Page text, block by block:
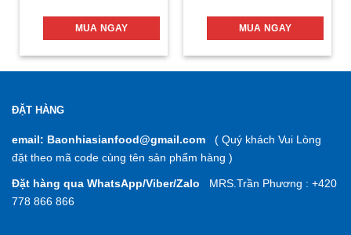
MUA NGAY MUA NGAY
ĐẶT HÀNG
email: Baonhiasianfood@gmail.com ( Quý khách Vui Lòng
đặt theo mã code cùng tên sản phẩm hàng )
Đặt hàng qua WhatsApp/Viber/Zalo MRS.Trần Phương : +420
778 866 866